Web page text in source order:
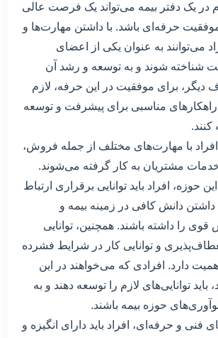
در یک دفتر بیمه می‌تواند یک فرصت عالی
حرفه‌ای باشد. با داشتن مهارت‌ها و
می‌توانند به عنوان یکی از اعضای
شناخته شوند و به توسعه و رشد آن
دیگر، برای موفقیت در این حرفه، لازم
راهکارهای مناسبی برای پیشرفت و توسعه
افراد با مهارت‌های مختلف از جمله فروش،
مشتریان به کار گرفته می‌شوند.
حوزه، افراد باید توانایی برقراری ارتباط
داشتن دانش کافی در زمینه بیمه و
را داشته باشند. همچنین، توانایی
و توانایی کار در شرایط فشرده
دارد. افرادی که می‌خواهند در این
توانایی‌های لازم را توسعه دهند و به
حوزه بیمه باشند.
فنی و حرفه‌ای، افراد باید دارای انگیزه و